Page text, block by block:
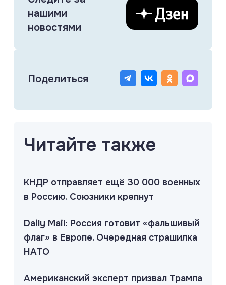
нашими
новостями
Поделиться
Читайте также
КНДР отправляет ещё 30 000 военных
в Россию. Союзники крепнут
Daily Mail: Россия готовит «фальшивый
флаг» в Европе. Очередная страшилка
НАТО
Американский эксперт призвал Трампа